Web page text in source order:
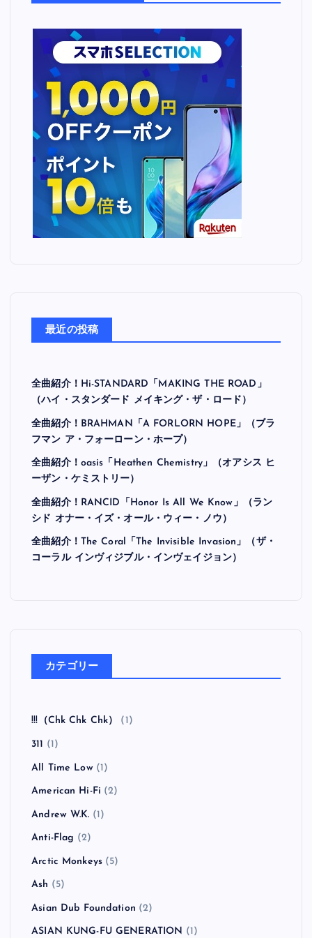
最近の投稿
全曲紹介！Hi-STANDARD「MAKING THE ROAD」
（ハイ・スタンダード メイキング・ザ・ロード）
全曲紹介！BRAHMAN「A FORLORN HOPE」（ブラ
フマン ア・フォーローン・ホープ）
全曲紹介！oasis「Heathen Chemistry」（オアシス ヒ
ーザン・ケミストリー）
全曲紹介！RANCID「Honor Is All We Know」（ラン
シド オナー・イズ・オール・ウィー・ノウ）
全曲紹介！The Coral「The Invisible Invasion」（ザ・
コーラル インヴィジブル・インヴェイジョン）
カテゴリー
!!!（Chk Chk Chk） (1)
311 (1)
All Time Low(1)
American Hi-Fi (2)
Andrew W.K. (1)
Anti-Flag (2)
Arctic Monkeys (5)
Ash (5)
Asian Dub Foundation (2)
ASIAN KUNG-FU GENERATION (1)